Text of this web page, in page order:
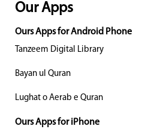
Our Apps
Ours Apps for Android Phone
Tanzeem Digital Library
Bayan ul Quran
Lughat o Aerab e Quran
Ours Apps for iPhone